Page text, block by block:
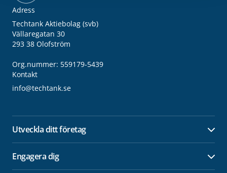
Adress
Techtank Aktiebolag (svb)
Vällaregatan 30
293 38 Olofström
Org.nummer: 559179-5439
Kontakt
info@techtank.se
Utveckla ditt företag
Engagera dig